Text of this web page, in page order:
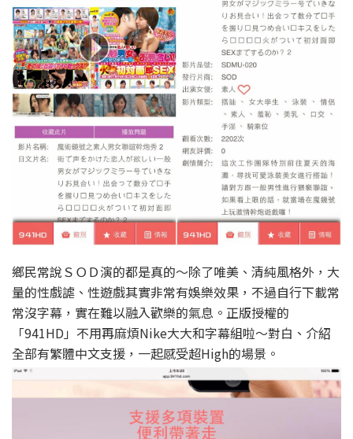
鄉民常說ＳＯＤ演的都是真的～除了唯美、清純風格外，大
量的性戲謔、性遊戲其實非常有娛樂效果，不過自行下載常
常沒字幕，實在難以融入歡樂的氣息。正版授權的
「941HD」不用再麻煩Nike大大和字幕組啦～對白、介紹
全部有繁體中文支援，一起感受超High的場景。